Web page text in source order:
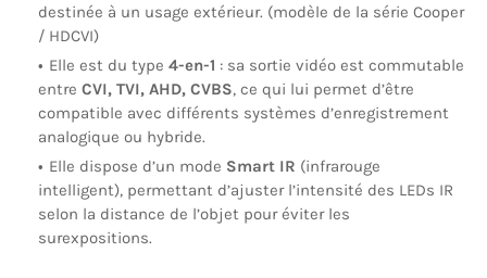
destinée à un usage extérieur. (modèle de la série Cooper
/ HDCVI)
Elle est du type 4-en-1 : sa sortie vidéo est commutable
entre CVI, TVI, AHD, CVBS, ce qui lui permet d’être
compatible avec différents systèmes d’enregistrement
analogique ou hybride.
Elle dispose d’un mode Smart IR (infrarouge
intelligent), permettant d’ajuster l’intensité des LEDs IR
selon la distance de l’objet pour éviter les
surexpositions.